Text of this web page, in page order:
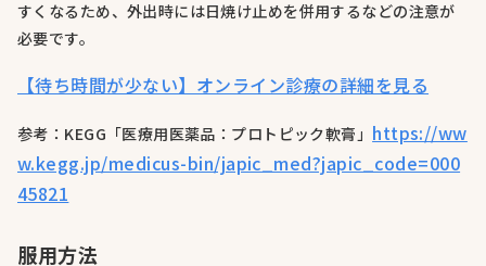
すくなるため、外出時には日焼け止めを併用するなどの注意が
必要です。
【待ち時間が少ない】オンライン診療の詳細を見る
参考：KEGG「医療用医薬品：プロトピック軟膏」 https://ww
w.kegg.jp/medicus-bin/japic_med?japic_code=000
45821
服用方法